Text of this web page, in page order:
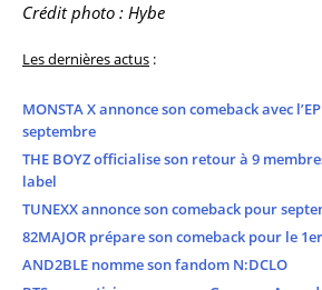
Crédit photo : Hybe
Les dernières actus :
MONSTA X annonce son comeback avec l’EP
septembre
THE BOYZ officialise son retour à 9
label
TUNEXX annonce son comeback pour
82MAJOR prépare son comeback pour le
AND2BLE nomme son fandom N:DCLO